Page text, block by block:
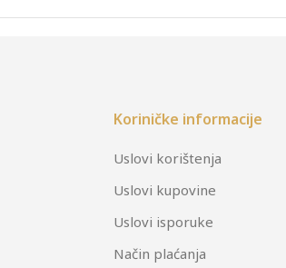
Koriničke informacije
Uslovi korištenja
Uslovi kupovine
Uslovi isporuke
Način plaćanja